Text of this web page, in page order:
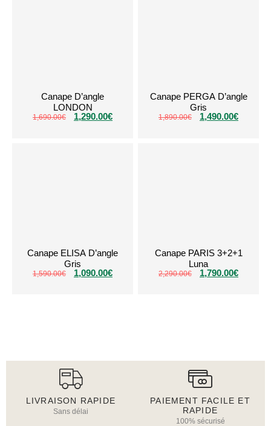
Canape D’angle
LONDON
1,690.00€ 1,290.00€
Canape PERGA D’angle
Gris
1,890.00€ 1,490.00€
Canape ELISA D’angle
Gris
1,590.00€ 1,090.00€
Canape PARIS 3+2+1
Luna
2,290.00€ 1,790.00€
LIVRAISON RAPIDE
Sans délai
PAIEMENT FACILE ET
RAPIDE
100% sécurisé